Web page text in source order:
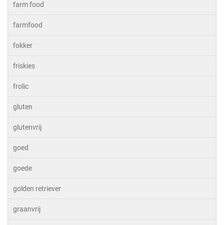
farm food
farmfood
fokker
friskies
frolic
gluten
glutenvrij
goed
goede
golden retriever
graanvrij